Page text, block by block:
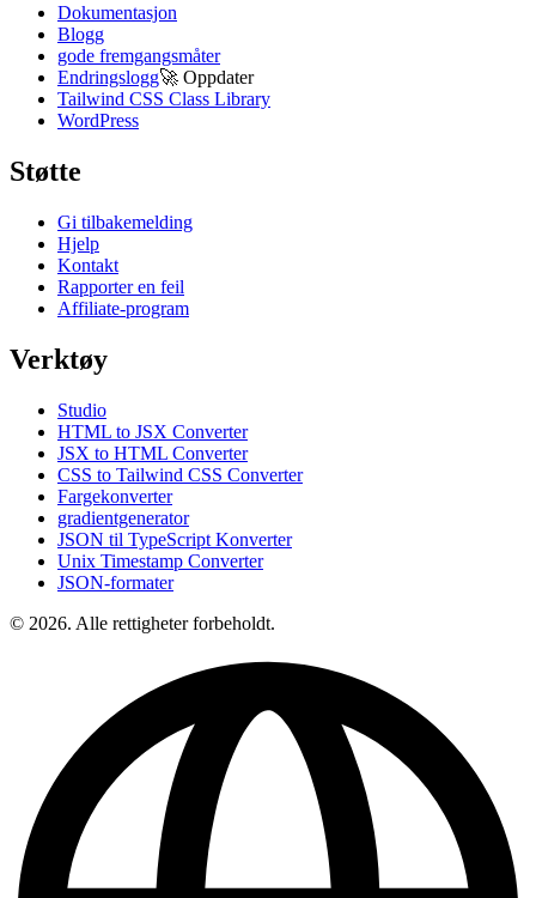
Dokumentasjon
Blogg
gode fremgangsmåter
Endringslogg🚀 Oppdater
Tailwind CSS Class Library
WordPress
Støtte
Gi tilbakemelding
Hjelp
Kontakt
Rapporter en feil
Affiliate-program
Verktøy
Studio
HTML to JSX Converter
JSX to HTML Converter
CSS to Tailwind CSS Converter
Fargekonverter
gradientgenerator
JSON til TypeScript Konverter
Unix Timestamp Converter
JSON-formater
© 2026. Alle rettigheter forbeholdt.